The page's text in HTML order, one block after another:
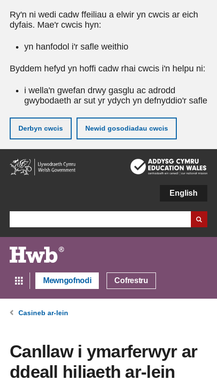
Ry'n ni wedi cadw ffeiliau a elwir yn cwcis ar eich
dyfais. Mae'r cwcis hyn:
yn hanfodol i'r safle weithio
Byddem hefyd yn hoffi cadw rhai cwcis i'n helpu ni:
i wella'n gwefan drwy gasglu ac adrodd
gwybodaeth ar sut yr ydych yn defnyddio'r safle
Derbyn cwcis Newid gosodiadau cwcis
Neidio
i'r
prif
English
Mewngofnodi Cofrestru
Casineb ar-lein
Canllaw i ymarferwyr ar
ddeall hiliaeth ar-lein